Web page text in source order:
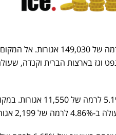
במקום השני המניה של אלביט מערכות שקופצת בשיעור של 5.77% לרמה של 149,030 אגורות. אל המקום
וגז בארצות הברית וקנדה,
אחריה במקום הרביעי, נמצאת המניה של כלל עסקי ביטוח שעולים ב-5.1% לרמה של 11,550
אגורות.